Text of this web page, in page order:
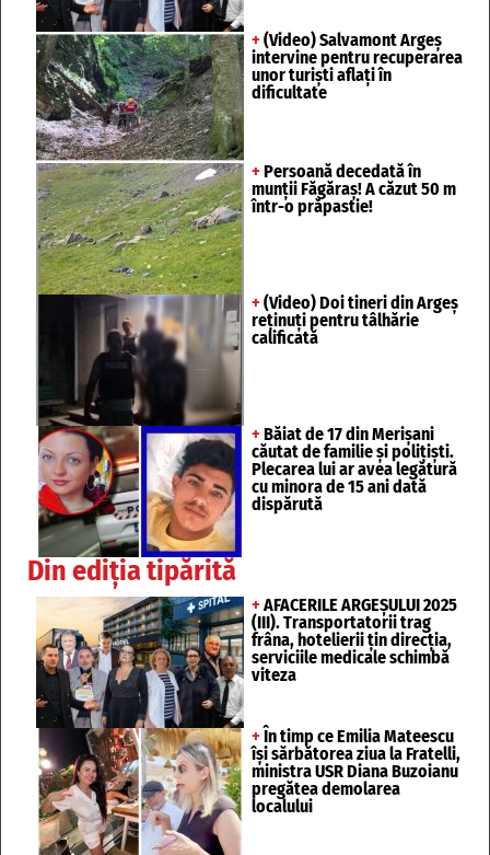
+ (Video) Salvamont Argeș
intervine pentru recuperarea
unor turişti aflaţi în
dificultate
+ Persoană decedată în
munții Făgăraș! A căzut 50 m
într-o prăpastie!
+ (Video) Doi tineri din Argeș
reținuți pentru tâlhărie
calificată
+ Băiat de 17 din Merișani
căutat de familie și polițiști.
Plecarea lui ar avea legătură
cu minora de 15 ani dată
dispărută
Din ediția tipărită
+ AFACERILE ARGEȘULUI 2025
(III). Transportatorii trag
frâna, hotelierii țin direcția,
serviciile medicale schimbă
viteza
+ În timp ce Emilia Mateescu
își sărbătorea ziua la Fratelli,
ministra USR Diana Buzoianu
pregătea demolarea
localului